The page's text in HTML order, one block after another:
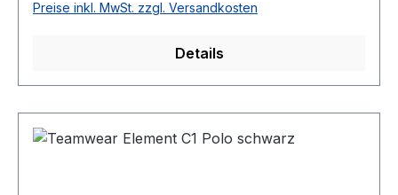
Preise inkl. MwSt. zzgl. Versandkosten
Details